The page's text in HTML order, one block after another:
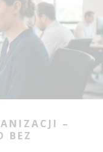
–
BEZ